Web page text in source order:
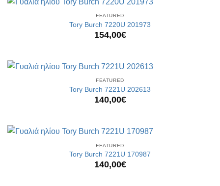
FEATURED
Tory Burch 7220U 201973
154,00€
FEATURED
Tory Burch 7221U 202613
140,00€
FEATURED
Tory Burch 7221U 170987
140,00€